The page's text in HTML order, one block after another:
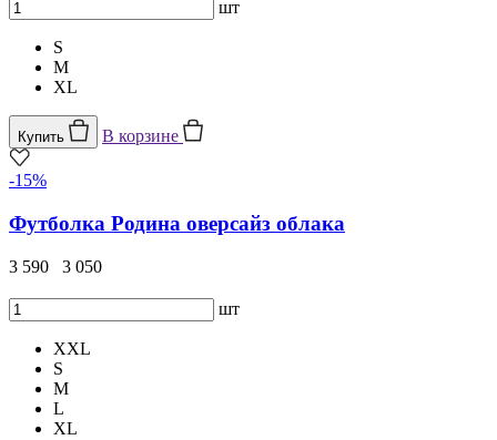
шт
S
M
XL
Купить В корзине
-15%
Футболка Родина оверсайз облака
3 590 3 050
шт
XXL
S
M
L
XL